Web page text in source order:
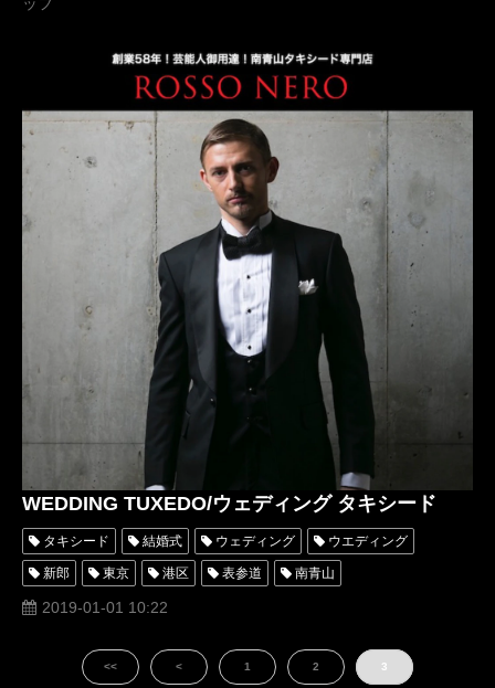
ファッション
WEDDING TUXEDO/ウェディング タキシード
タキシード 結婚式 ウェディング ウエディング
新郎 東京 港区 表参道 南青山
ディレクターズスーツ
フロックコート ロングタキシード 結婚 ネイビー
2019-01-01 10:22
<< < 1 2 3